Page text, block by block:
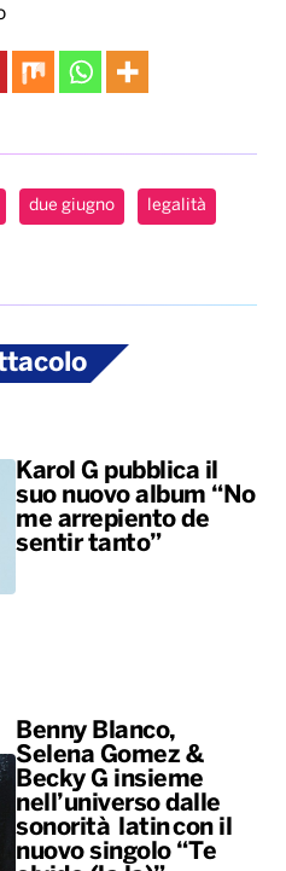
due giugno legalità
Karol G pubblica il
suo nuovo album “No
me arrepiento de
sentir tanto”
Benny Blanco,
Selena Gomez &
Becky G insieme
nell’universo dalle
sonorità latin con il
nuovo singolo “Te